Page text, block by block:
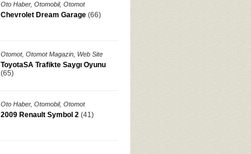
Oto Haber, Otomobil, Otomot
Chevrolet Dream Garage (66)
Otomot, Otomot Magazin Web Site
ToyotaSA Trafikte Saygı Oyunu
(65)
Oto Haber, Otomobil, Otomot
2009 Renault Symbol 2 (41)